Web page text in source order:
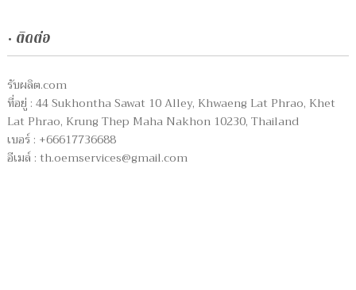
• ติดต่อ
รับผลิต.com
ที่อยู่ : 44 Sukhontha Sawat 10 Alley, Khwaeng Lat Phrao, Khet
Lat Phrao, Krung Thep Maha Nakhon 10230, Thailand
เบอร์ : +66617736688
อีเมล์ : th.oemservices@gmail.com